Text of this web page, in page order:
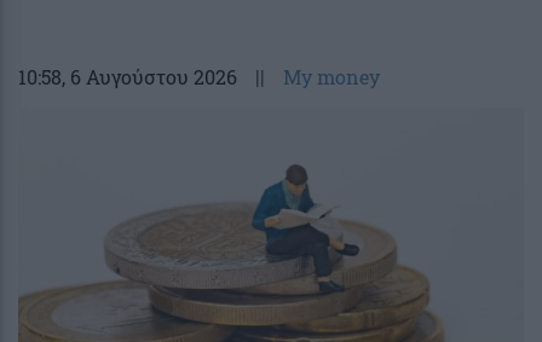
10:58, 6 Αυγούστου 2026 || My money